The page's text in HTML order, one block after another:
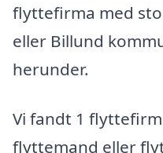
flyttefirma med
eller Billund
herunder.
Vi fandt 1
flyttemand eller